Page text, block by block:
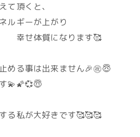
頂くと、
ーが上がり
になります🥰
める事は出来ません🎉㊗️😇
💫🌠💞😇
る私が大好きです🥰🥰🥰